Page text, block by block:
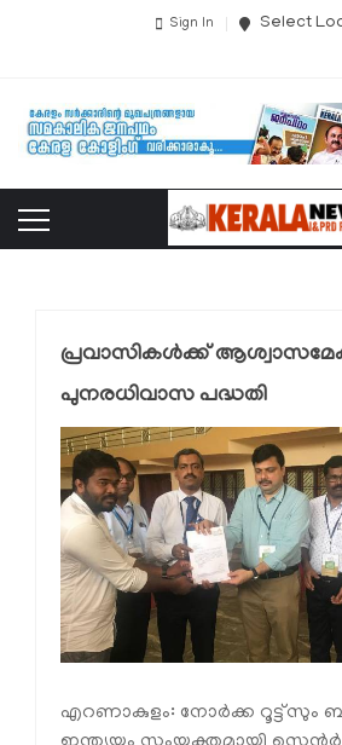
Sign In Select
പ്രവാസികള്‍ക്ക്
പുനരധിവാസ പദ്ധതി
എറണാകുളം: നോര്‍ക്ക റൂട്ട്‌സും